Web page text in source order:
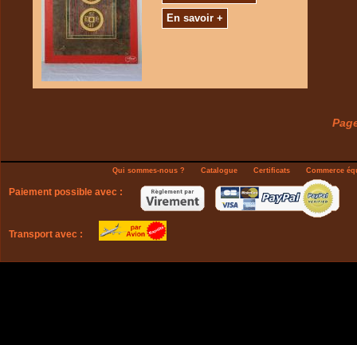
En savoir +
Qui sommes-nous ? Catalogue Certificats Commerce
Paiement possible avec :
Transport avec :